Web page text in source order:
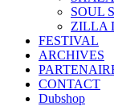
SOUL
ZILLA
FESTIVAL
ARCHIVES
CONTACT
Dubshop